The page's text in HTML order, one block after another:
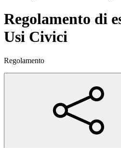
Regolamento di
Usi Civici
Regolamento